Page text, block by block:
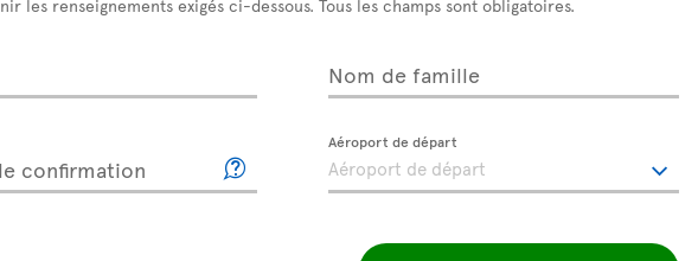
les renseignements exigés ci-dessous. Tous les champs sont obligatoires.
Nom de famille
confirmation
Aéroport de départ